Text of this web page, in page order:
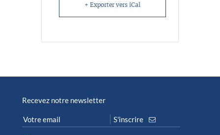
+ Exporter vers iCal
Recevez notre newsletter